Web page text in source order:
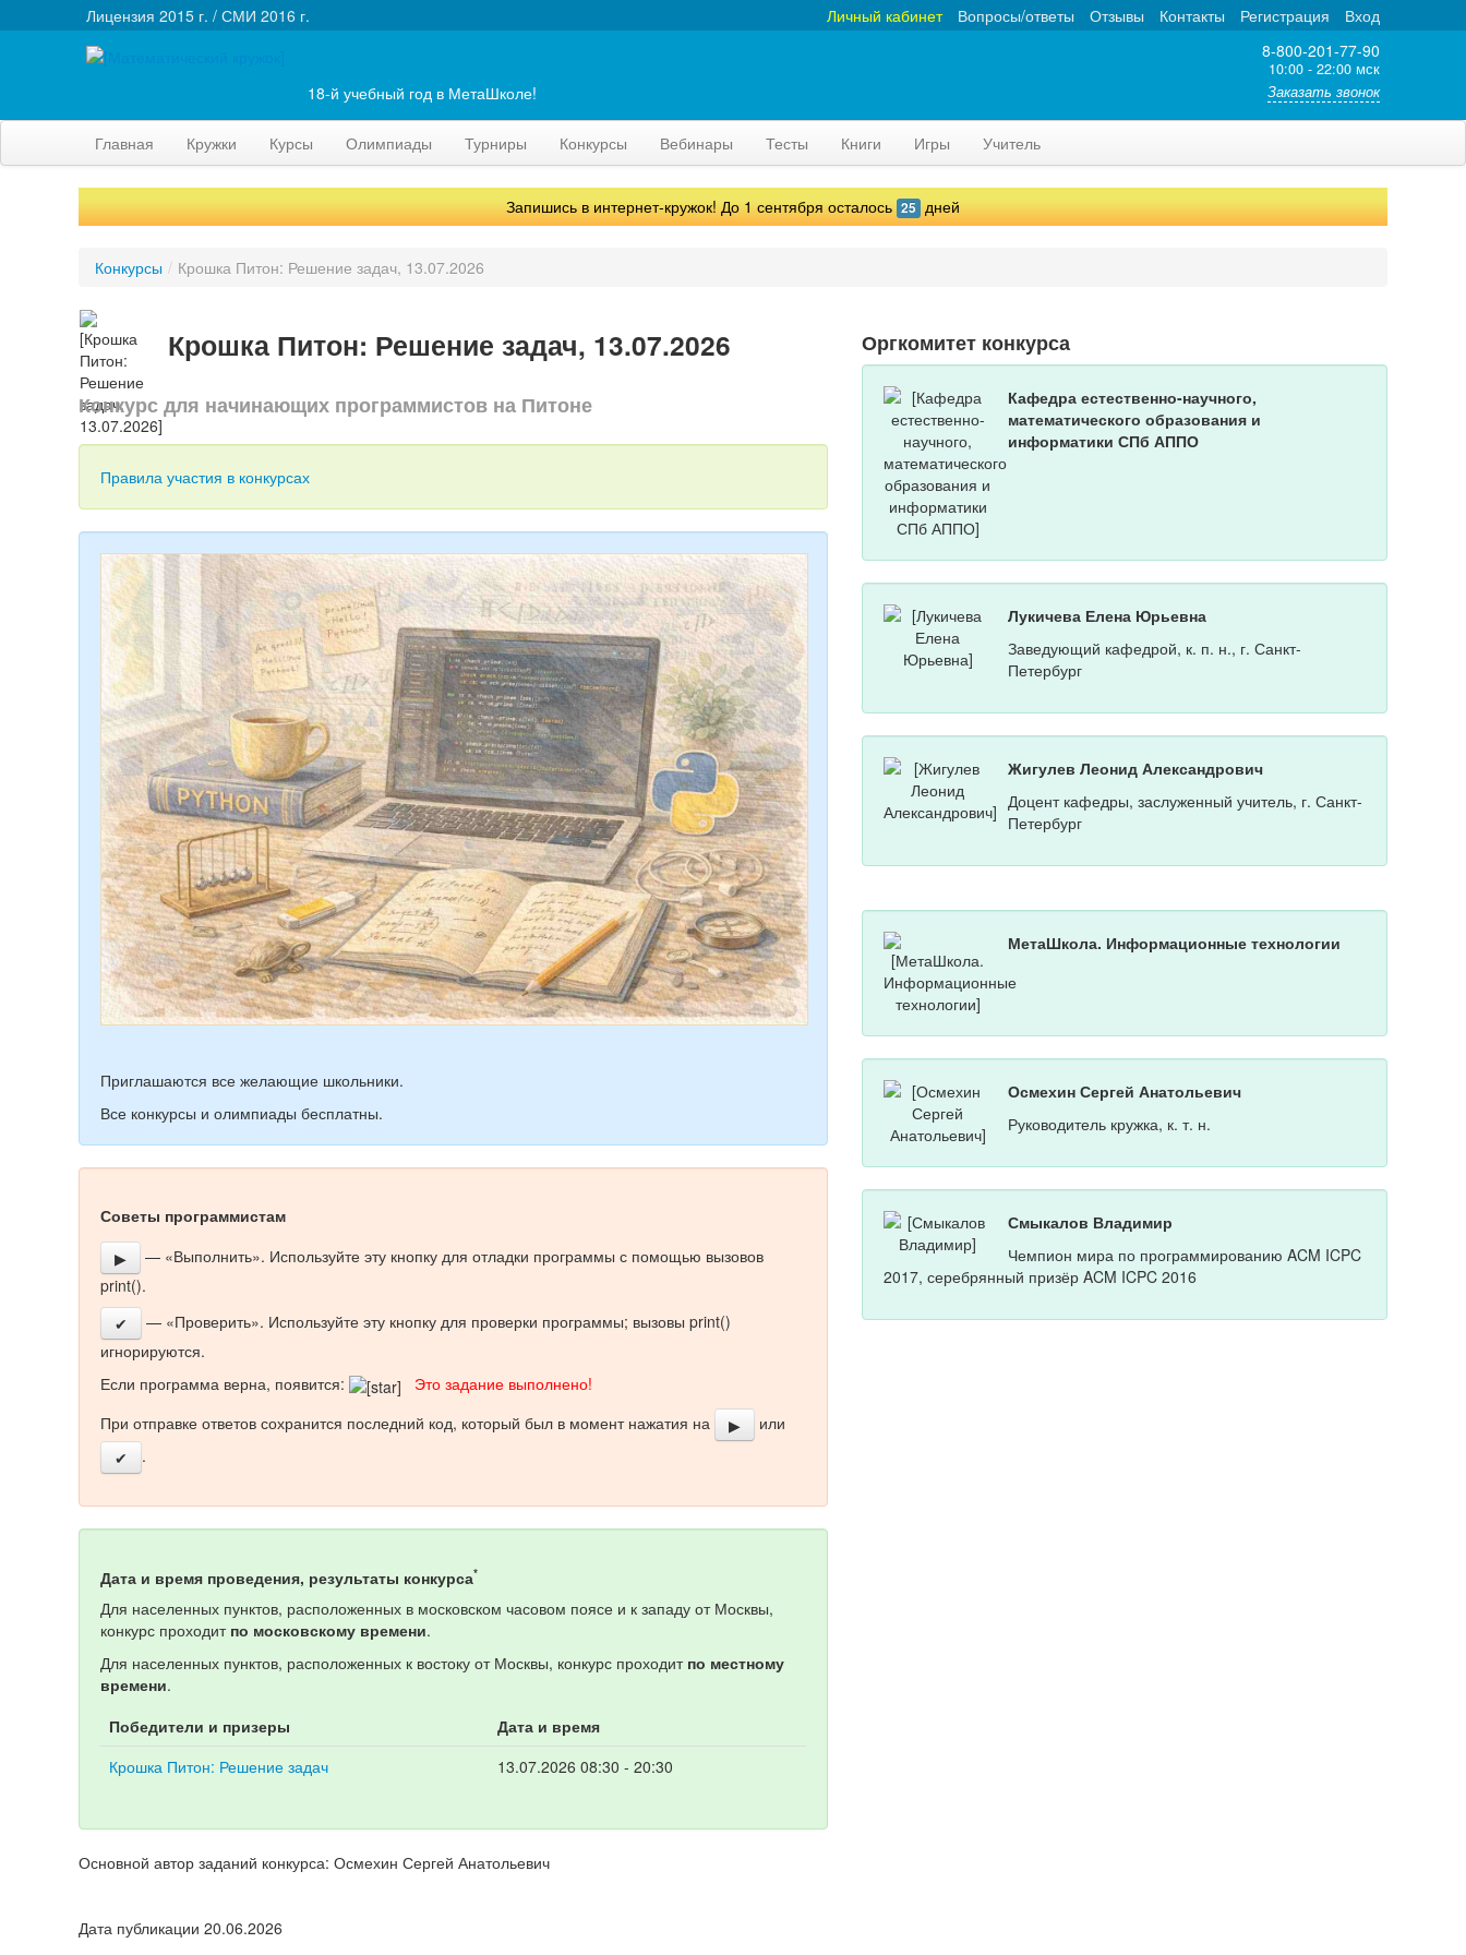
Лицензия 2015 г. / СМИ 2016 г. Вход
Регистрация
Контакты
Отзывы
Вопросы/ответы
Личный кабинет
8-800-201-77-90
10:00 - 22:00 мск
Заказать звонок
18-й учебный год в МетаШколе!
Главная Кружки Курсы Олимпиады Турниры Конкурсы Вебинары Тесты Книги Игры Учитель
Запишись в интернет-кружок! До 1 сентября осталось 25 дней
Конкурсы / Крошка Питон: Решение задач, 13.07.2026
Крошка Питон: Решение задач, 13.07.2026
Конкурс для начинающих программистов на Питоне
Правила участия в конкурсах
Приглашаются все желающие школьники.
Все конкурсы и олимпиады бесплатны.
Советы программистам
▶
— «Выполнить». Используйте эту кнопку для отладки программы с помощью вызовов
print().
✔
— «Проверить». Используйте эту кнопку для проверки программы; вызовы print()
игнорируются.
Если программа верна, появится:
Это задание выполнено!
При отправке ответов сохранится последний код, который был в момент нажатия на
▶
или
✔
.
Дата и время проведения, результаты конкурса*
Для населенных пунктов, расположенных в московском часовом поясе и к западу от Москвы,
конкурс проходит по московскому времени.
Для населенных пунктов, расположенных к востоку от Москвы, конкурс проходит по местному
времени.
Победители и призеры
Дата и время
Крошка Питон: Решение задач
13.07.2026 08:30 - 20:30
Основной автор заданий конкурса: Осмехин Сергей Анатольевич
Оргкомитет конкурса
Кафедра естественно-научного,
математического образования и
информатики СПб АППО
Лукичева Елена Юрьевна
Заведующий кафедрой, к. п. н., г. Санкт-
Петербург
Жигулев Леонид Александрович
Доцент кафедры, заслуженный учитель, г. Санкт-
Петербург
МетаШкола. Информационные технологии
Осмехин Сергей Анатольевич
Руководитель кружка, к. т. н.
Смыкалов Владимир
Чемпион мира по программированию ACM ICPC
2017, серебрянный призёр ACM ICPC 2016
Дата публикации 20.06.2026